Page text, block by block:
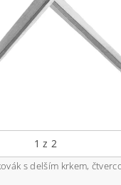
1 z 2
s delším krkem,